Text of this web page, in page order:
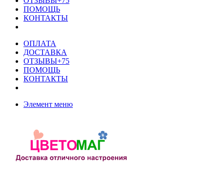
ПОМОЩЬ
КОНТАКТЫ
ОПЛАТА
ДОСТАВКА
ОТЗЫВЫ+75
ПОМОЩЬ
КОНТАКТЫ
Элемент меню